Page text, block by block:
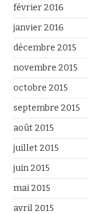
février 2016
janvier 2016
décembre 2015
novembre 2015
octobre 2015
septembre 2015
août 2015
juillet 2015
juin 2015
mai 2015
avril 2015